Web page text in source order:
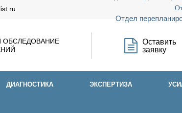
Оставить
заявку
ОБСЛЕДОВАНИЕ
Отдел
ДИАГНОСТИКА ЭКСПЕРТИЗА